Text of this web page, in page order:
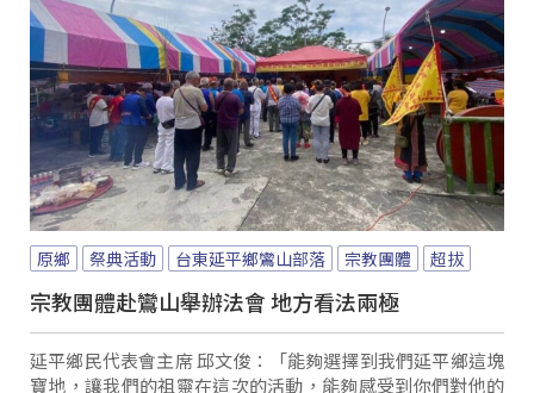
原鄉 祭典活動 台東延平鄉鸞山部落 宗教團體 超拔
宗教團體赴鸞山舉辦法會 地方看法兩極
延平鄉民代表會主席 邱文俊：「能夠選擇到我們延平鄉這塊
寶地，讓我們的祖靈在這次的活動，能夠感受到你們對他的